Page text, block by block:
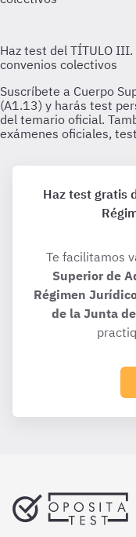
Haz test gratis
Te facilitamos
Superior de
Régimen
de la Junta